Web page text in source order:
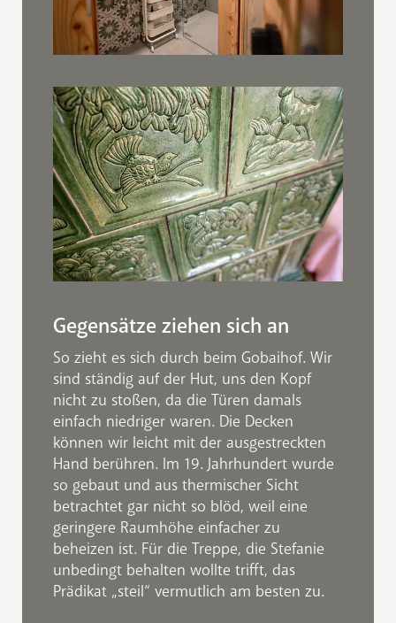
Gegensätze ziehen sich an
So zieht es sich durch beim Gobaihof. Wir
sind ständig auf der Hut, uns den Kopf
nicht zu stoßen, da die Türen damals
einfach niedriger waren. Die Decken
können wir leicht mit der ausgestreckten
Hand berühren. Im 19. Jahrhundert wurde
so gebaut und aus thermischer Sicht
betrachtet gar nicht so blöd, weil eine
geringere Raumhöhe einfacher zu
beheizen ist. Für die Treppe, die Stefanie
unbedingt behalten wollte trifft, das
Prädikat „steil“ vermutlich am besten zu.